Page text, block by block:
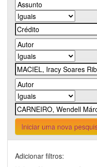
Iniciar uma nova
Adicionar filtros: